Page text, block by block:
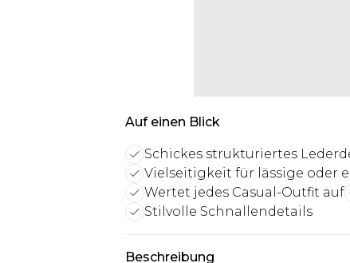
Auf einen Blick
Schickes strukturiertes
Vielseitigkeit für lässige oder
Wertet jedes Casual-Outfit auf
Stilvolle Schnallendetails
Beschreibung